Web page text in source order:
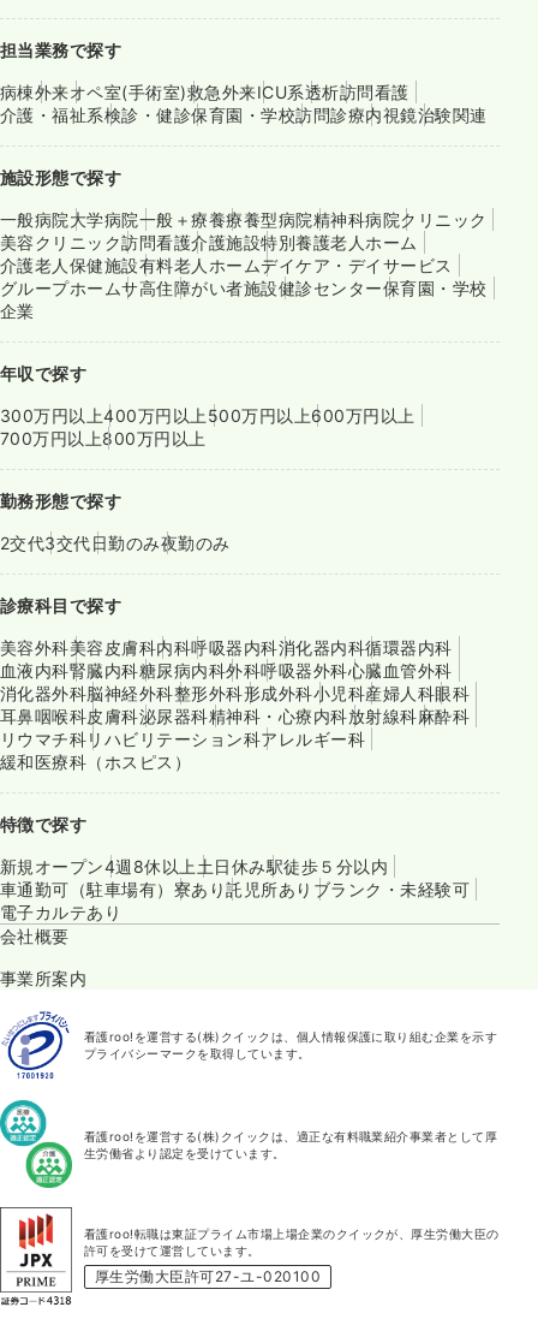
担当業務で探す
病棟外来オペ室(手術室)救急外来ICU系透析訪問看護
介護・福祉系検診・健診保育園・学校訪問診療内視鏡治験関連
施設形態で探す
一般病院大学病院一般＋療養療養型病院精神科病院クリニック
美容クリニック訪問看護介護施設特別養護老人ホーム
介護老人保健施設有料老人ホームデイケア・デイサービス
グループホームサ高住障がい者施設健診センター保育園・学校
企業
年収で探す
300万円以上400万円以上 500万円以上600万円以上
700万円以上800万円以上
勤務形態で探す
2交代3交代日勤のみ夜勤のみ
診療科目で探す
美容外科美容皮膚科内科呼吸器内科消化器内科循環器内科
血液内科腎臓内科糖尿病内科外科呼吸器外科心臓血管外科
消化器外科脳神経外科整形外科形成外科小児科産婦人科眼科
耳鼻咽喉科皮膚科泌尿器科精神科・心療内科放射線科麻酔科
リウマチ科リハビリテーション科アレルギー科
緩和医療科（ホスピス）
特徴で探す
新規オープン4週8休以上 土日休み駅徒歩５分以内
車通勤可（駐車場有） 寮あり託児所あり ブランク・未経験可
電子カルテあり
会社概要
事業所案内
看護roo!を運営する(株)クイックは、個人情報保護に取り組む企業を示す
プライバシーマークを取得しています。
看護roo!を運営する(株)クイックは、適正な有料職業紹介事業者として厚
生労働省より認定を受けています。
看護roo!転職は東証プライム市場上場企業のクイックが、厚生労働大臣の
許可を受けて運営しています。
厚生労働大臣許可27-ユ-020100